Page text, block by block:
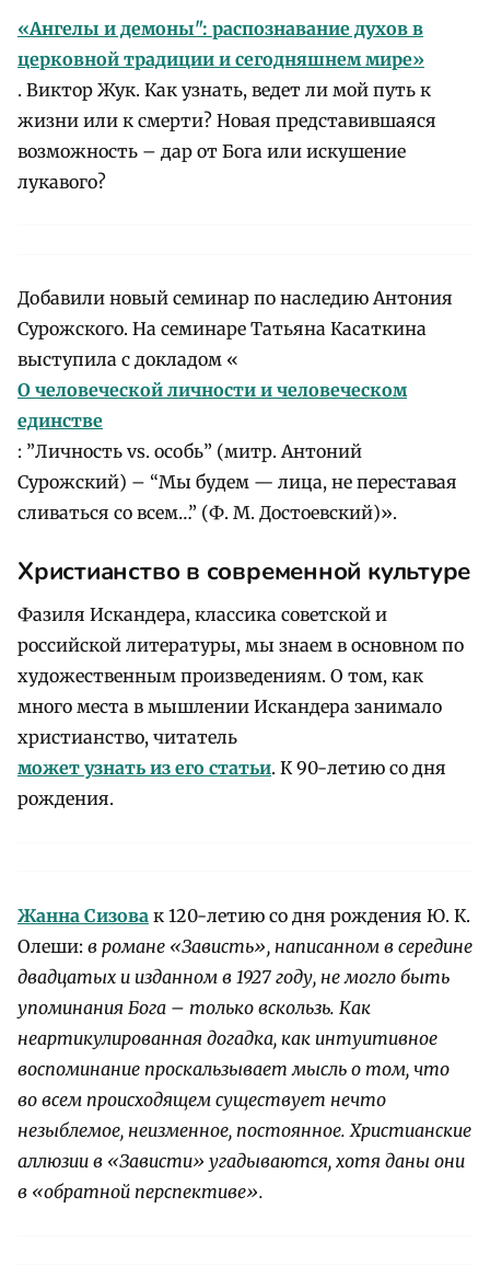
«Ангелы и демоны": распознавание духов в
церковной традиции и сегодняшнем мире»
. Виктор Жук. Как узнать, ведет ли мой путь к
жизни или к смерти? Новая представившаяся
возможность – дар от Бога или искушение
лукавого?
Добавили новый семинар по наследию Антония
Сурожского. На семинаре Татьяна Касаткина
выступила с докладом «
О человеческой личности и человеческом
единстве
: ”Личность vs. особь” (митр. Антоний
Сурожский) – “Мы будем — лица, не переставая
сливаться со всем…” (Ф. М. Достоевский)».
Христианство в современной культуре
Фазиля Искандера, классика советской и
российской литературы, мы знаем в основном по
художественным произведениям. О том, как
много места в мышлении Искандера занимало
христианство, читатель
может узнать из его статьи. К 90-летию со дня
рождения.
Жанна Сизова к 120-летию со дня рождения Ю. К.
Олеши: в романе «Зависть», написанном в середине
двадцатых и изданном в 1927 году, не могло быть
упоминания Бога – только вскользь. Как
неартикулированная догадка, как интуитивное
воспоминание проскальзывает мысль о том, что
во всем происходящем существует нечто
незыблемое, неизменное, постоянное. Христианские
аллюзии в «Зависти» угадываются, хотя даны они
в «обратной перспективе».